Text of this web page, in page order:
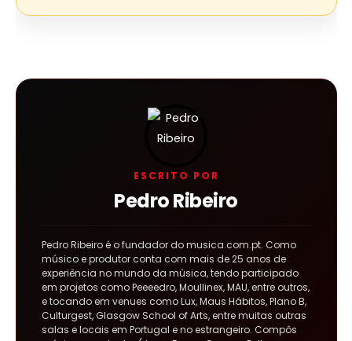
ESCRITO POR
Pedro Ribeiro
Pedro Ribeiro é o fundador do musica.com.pt. Como
músico e produtor conta com mais de 25 anos de
experiência no mundo da música, tendo participado
em projetos como Peeeedro, Moullinex, MAU, entre outros,
e tocando em venues como Lux, Maus Hábitos, Plano B,
Culturgest, Glasgow School of Arts, entre muitas outras
salas e locais em Portugal e no estrangeiro. Compôs